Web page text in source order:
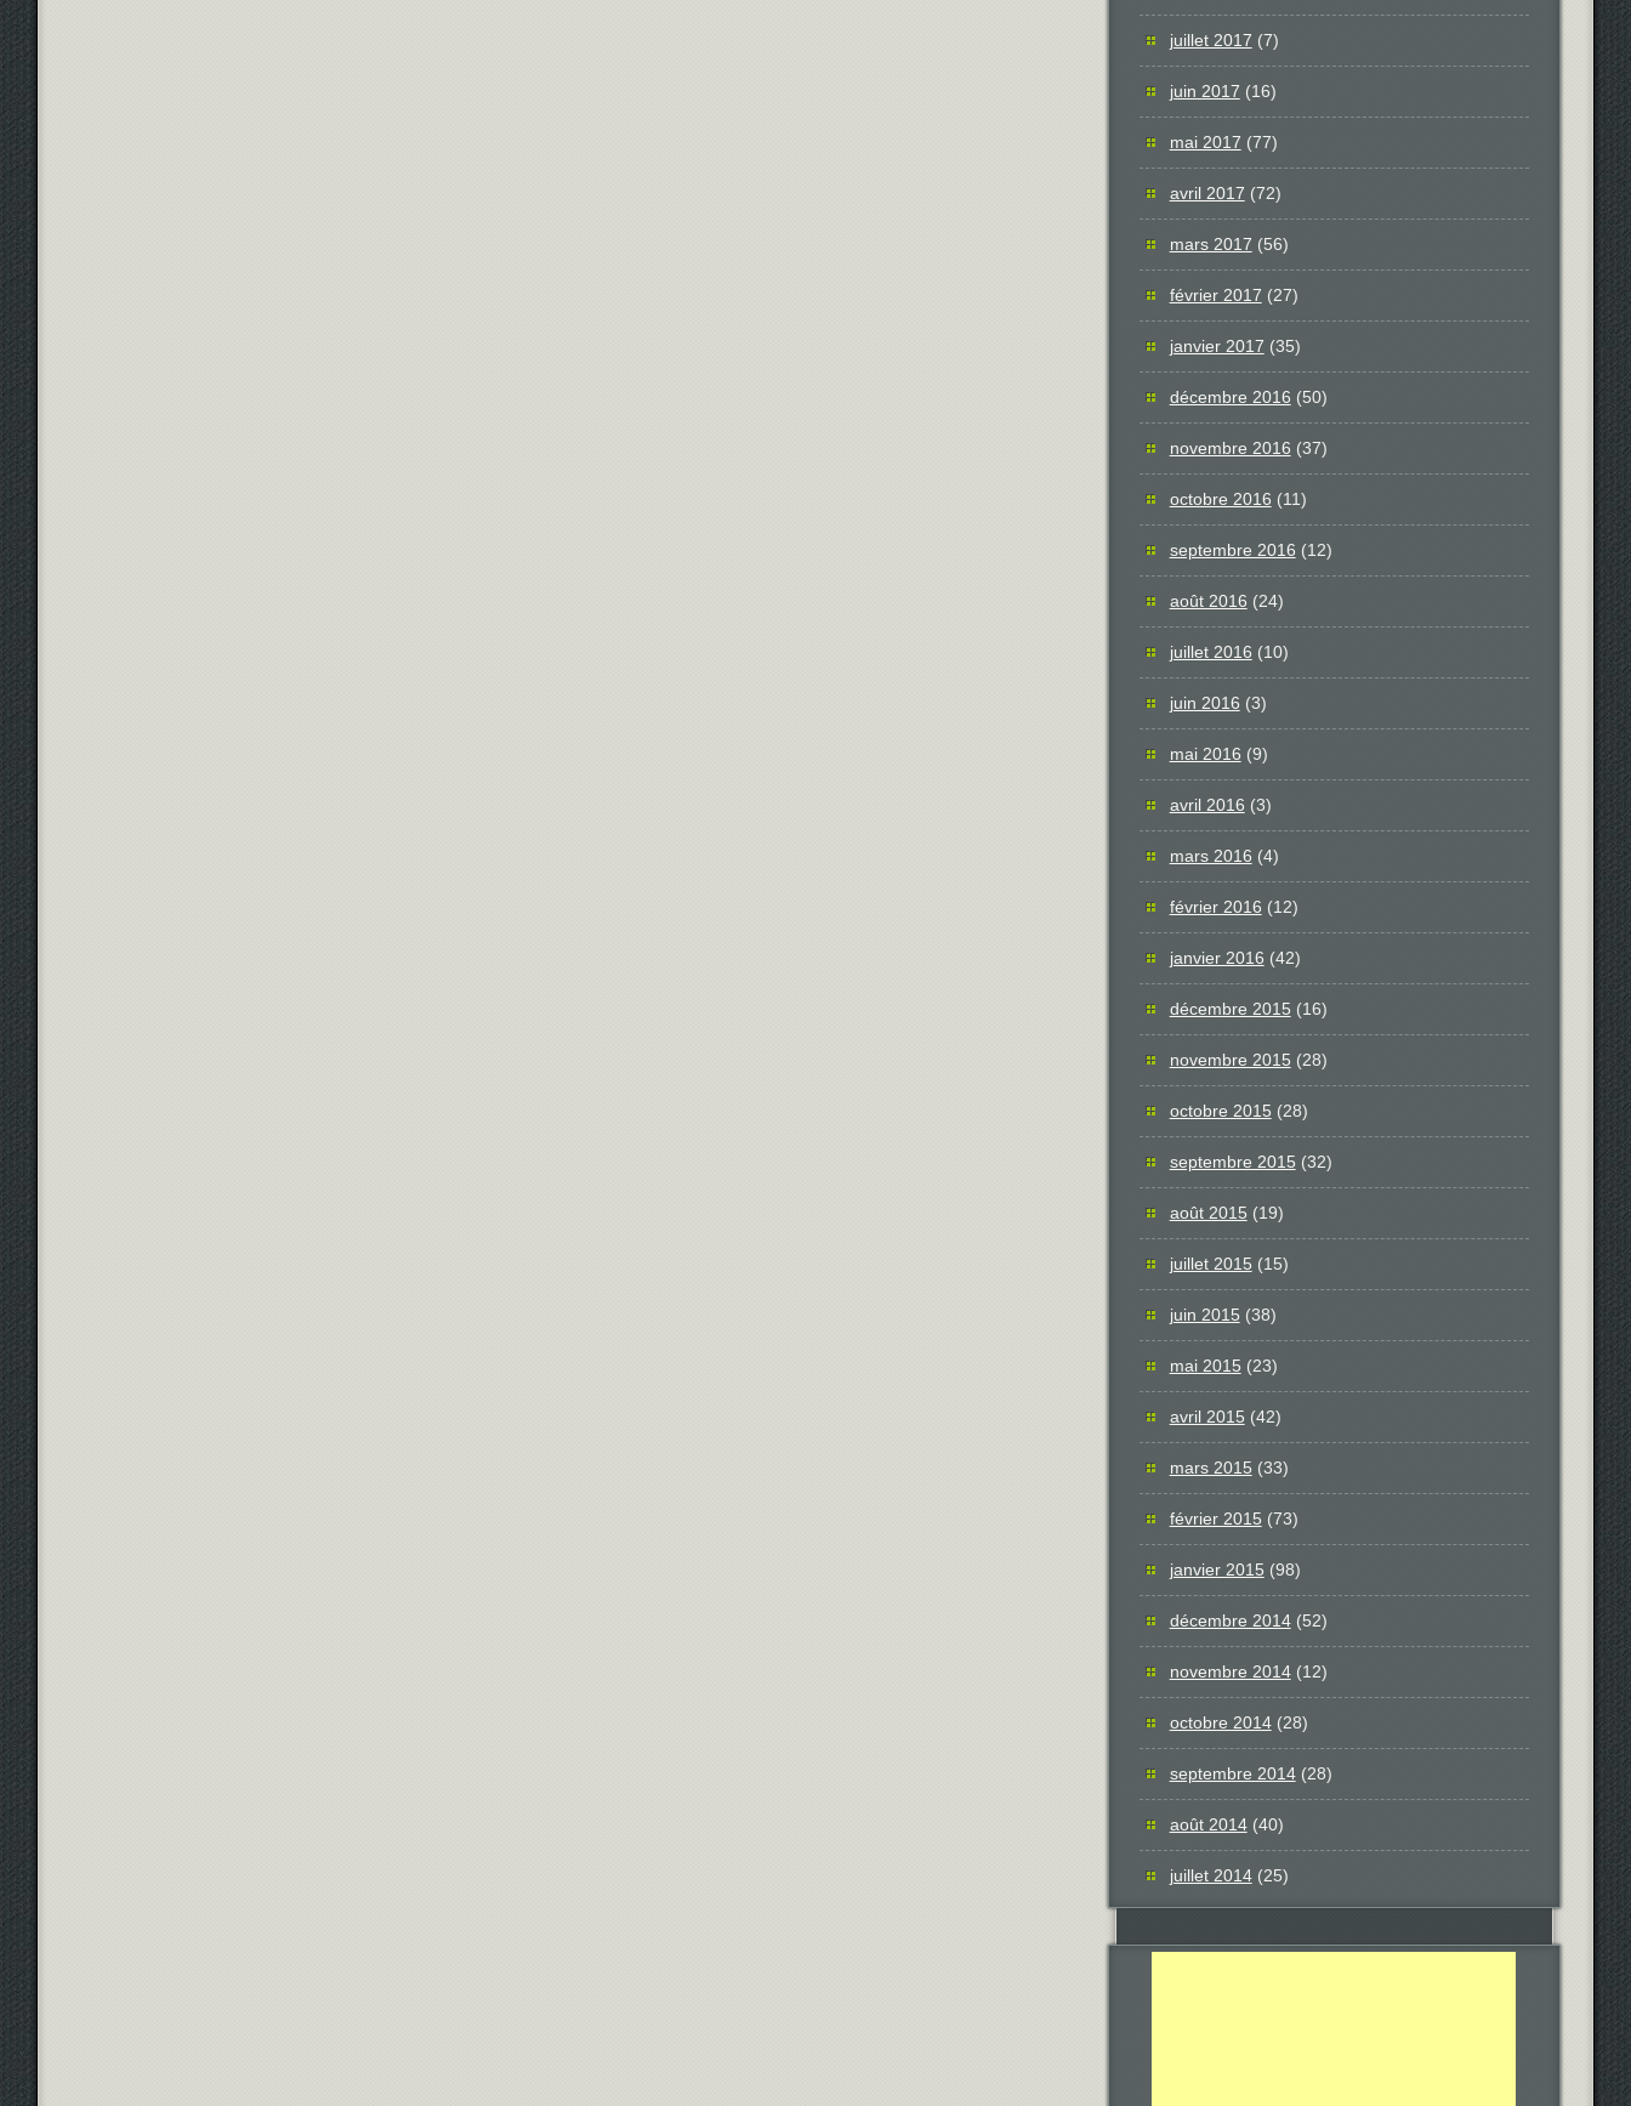
juillet 2017 (7)
juin 2017 (16)
mai 2017 (77)
avril 2017 (72)
mars 2017 (56)
février 2017 (27)
janvier 2017 (35)
décembre 2016 (50)
novembre 2016 (37)
octobre 2016 (11)
septembre 2016 (12)
août 2016 (24)
juillet 2016 (10)
juin 2016 (3)
mai 2016 (9)
avril 2016 (3)
mars 2016 (4)
février 2016 (12)
janvier 2016 (42)
décembre 2015(16)
novembre 2015(28)
octobre 2015(28)
septembre 2015(32)
août 2015(19)
juillet 2015(15)
juin 2015(38)
mai 2015 (23)
avril 2015(42)
mars 2015(33)
février 2015(73)
janvier 2015(98)
décembre 2014(52)
novembre 2014(12)
octobre 2014(28)
septembre 2014(28)
août 2014(40)
juillet 2014(25)